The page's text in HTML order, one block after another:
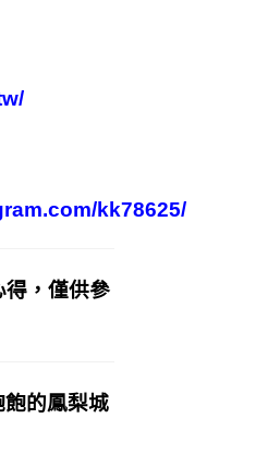
kk78625/
，僅供參
的鳳梨城